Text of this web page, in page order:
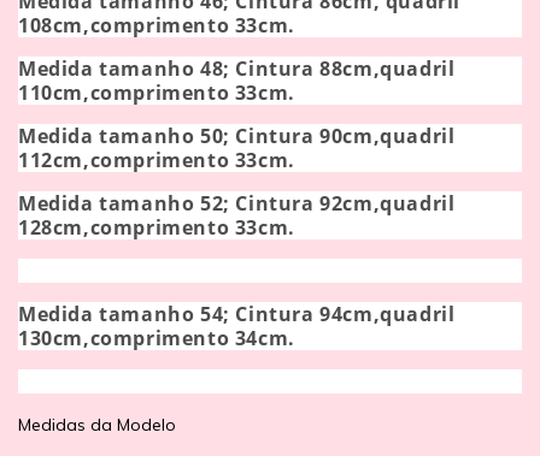
108cm,comprimento 33cm.
Medida tamanho 48; Cintura 88cm,quadril
110cm,comprimento 33cm.
Medida tamanho 50; Cintura 90cm,quadril
112cm,comprimento 33cm.
Medida tamanho 52; Cintura 92cm,quadril
128cm,comprimento 33cm.
Medida tamanho 54; Cintura 94cm,quadril
130cm,comprimento 34cm.
Medidas da Modelo